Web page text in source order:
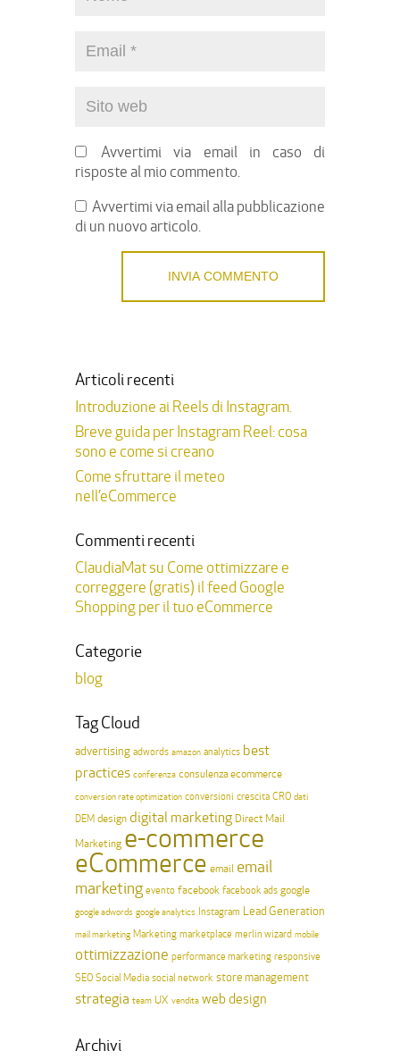
Avvertimi via email in caso di
risposte al mio commento.
Avvertimi via email alla pubblicazione
di un nuovo articolo.
Articoli recenti
Introduzione ai Reels di Instagram.
Breve guida per Instagram Reel: cosa
sono e come si creano
Come sfruttare il meteo
nell’eCommerce
Commenti recenti
ClaudiaMatsu Come ottimizzare e
correggere (gratis) il feed Google
Shopping per il tuo eCommerce
Categorie
blog
Tag Cloud
advertising adwords amazon analytics best
practices conferenza consulenza ecommerce
conversion rate optimization conversioni crescita CRO dati
DEM design digital marketing Direct Mail
Marketing e-commerce
eCommerce email email
marketing evento facebook facebook ads google
google adwords google analytics Instagram Lead Generation
mail marketing Marketing marketplace merlin wizard mobile
ottimizzazione performance marketing responsive
SEO Social Media social network store management
strategia team UX vendita web design
Archivi